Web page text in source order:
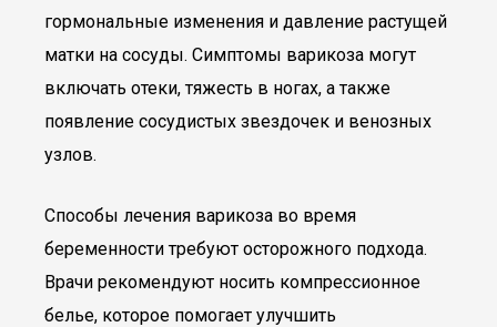
гормональные изменения и давление растущей
матки на сосуды. Симптомы варикоза могут
включать отеки, тяжесть в ногах, а также
появление сосудистых звездочек и венозных
узлов.
Способы лечения варикоза во время
беременности требуют осторожного подхода.
Врачи рекомендуют носить компрессионное
белье, которое помогает улучшить